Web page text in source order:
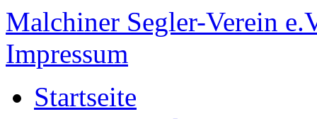
Malchiner Segler-Verein
Impressum
Startseite